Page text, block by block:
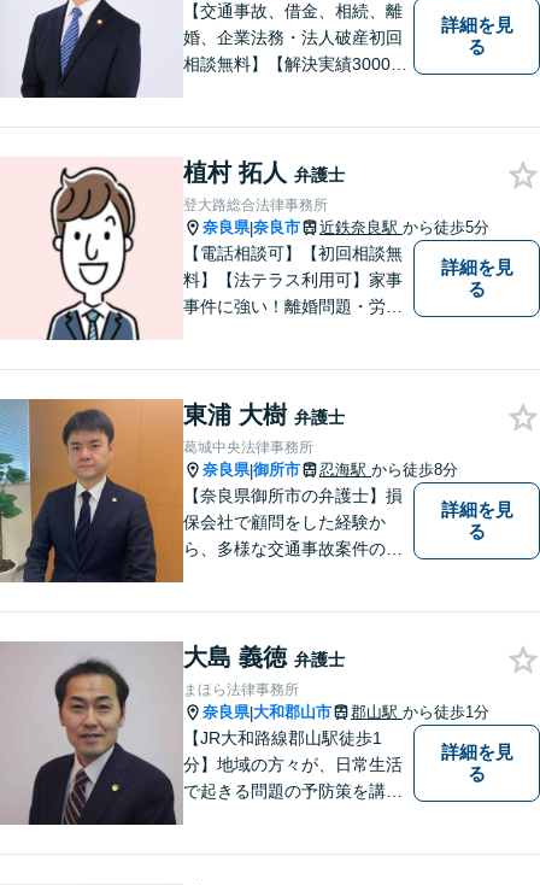
【交通事故、借金、相続、離
婚、企業法務・法人破産初回
相談無料】【解決実績3000件
務のお悩みは【弁護士法人ｉ
（アイ）奈良法律事務所】に
おまかせください！
詳細を見
る
植村 拓人 弁護士
登大路総合法律事務所
奈良県|奈良市 近鉄奈良駅 から徒歩5分
【電話相談可】【初回相談無
料】【法テラス利用可】家事
事件に強い！離婚問題・労働
談しやすい弁護士を目指す
【夜間・休日面談可】【完全
個室】【近鉄奈良駅5分】
詳細を見
る
東浦 大樹 弁護士
葛城中央法律事務所
奈良県|御所市 忍海駅 から徒歩8分
【奈良県御所市の弁護士】損
保会社で顧問をした経験か
ら、多様な交通事故案件の対
す。
詳細を見
る
大島 義徳 弁護士
まほら法律事務所
奈良県|大和郡山市 郡山駅 から徒歩1分
【JR大和路線郡山駅徒歩1
分】地域の方々が、日常生活
で起きる問題の予防策を講じ
詳細を見
る